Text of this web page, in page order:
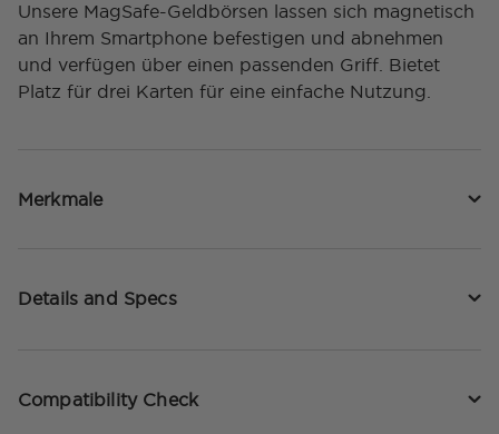
Unsere MagSafe-Geldbörsen lassen sich magnetisch
an Ihrem Smartphone befestigen und abnehmen
und verfügen über einen passenden Griff. Bietet
Platz für drei Karten für eine einfache Nutzung.
Merkmale
Details and Specs
Compatibility Check